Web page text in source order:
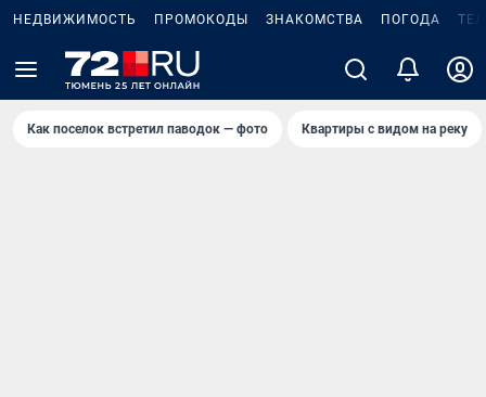
НЕДВИЖИМОСТЬ ПРОМОКОДЫ ЗНАКОМСТВА ПОГОДА
Как поселок встретил паводок — фото Квартиры с видом на реку